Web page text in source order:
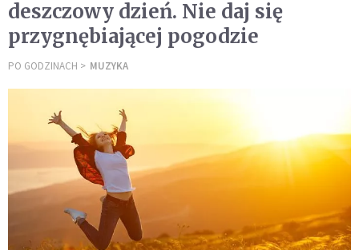
deszczowy dzień. Nie daj się
przygnębiającej pogodzie
PO GODZINACH MUZYKA